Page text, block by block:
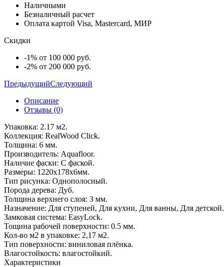
Наличными
Безналичный расчет
Оплата картой Visa, Mastercard, МИР
Скидки
-1% от 100 000 руб.
-2% от 200 000 руб.
ПредыдущийСледующий
Описание
Отзывы (0)
Упаковка: 2.17 м2.
Коллекция: RealWood Click.
Толщина: 6 мм.
Производитель: Aquafloor.
Наличие фаски: С фаской.
Размеры: 1220x178x6мм.
Тип рисунка: Однополосный.
Порода дерева: Дуб.
Толщина верхнего слоя: 3 мм.
Назначение: Для ступеней, Для кухни, Для ванны, Для детской.
Замковая система: EasyLock.
Тощина рабочей поверхности: 0.5 мм.
Кол-во м2 в упаковке: 2,17 м2.
Тип поверхности: виниловая плёнка.
Влагостойкость: влагостойкий.
Характеристики